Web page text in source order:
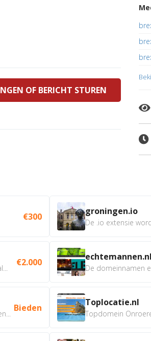
OF BERICHT STUREN
€300
€2.000
Bieden
groningen.io
De .io extensie
echtemannen.nl
De domeinnamen
Toplocatie.nl
Topdomein